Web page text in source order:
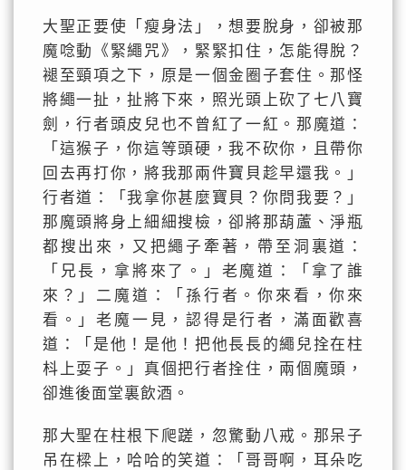
大聖正要使「瘦身法」，想要脫身，卻被那
魔唸動《緊繩咒》，緊緊扣住，怎能得脫？
褪至頸項之下，原是一個金圈子套住。那怪
將繩一扯，扯將下來，照光頭上砍了七八寶
劍，行者頭皮兒也不曾紅了一紅。那魔道：
「這猴子，你這等頭硬，我不砍你，且帶你
回去再打你，將我那兩件寶貝趁早還我。」
行者道：「我拿你甚麼寶貝？你問我要？」
那魔頭將身上細細搜檢，卻將那葫蘆、淨瓶
都搜出來，又把繩子牽著，帶至洞裏道：
「兄長，拿將來了。」老魔道：「拿了誰
來？」二魔道：「孫行者。你來看，你來
看。」老魔一見，認得是行者，滿面歡喜
道：「是他！是他！把他長長的繩兒拴在柱
枓上耍子。」真個把行者拴住，兩個魔頭，
卻進後面堂裏飲酒。
那大聖在柱根下爬蹉，忽驚動八戒。那呆子
吊在樑上，哈哈的笑道：「哥哥啊，耳朵吃